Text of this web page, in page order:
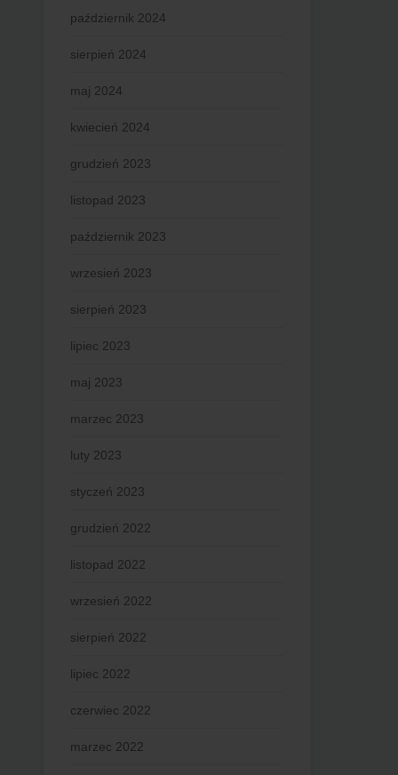
październik 2024
sierpień 2024
maj 2024
kwiecień 2024
grudzień 2023
listopad 2023
październik 2023
wrzesień 2023
sierpień 2023
lipiec 2023
maj 2023
marzec 2023
luty 2023
styczeń 2023
grudzień 2022
listopad 2022
wrzesień 2022
sierpień 2022
lipiec 2022
czerwiec 2022
marzec 2022